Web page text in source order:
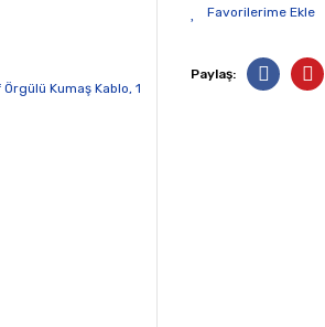
Paylaş: